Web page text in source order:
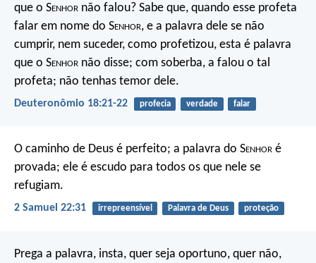
que o Senhor não falou? Sabe que, quando esse profeta
falar em nome do Senhor, e a palavra dele se não
cumprir, nem suceder, como profetizou, esta é palavra
que o Senhor não disse; com soberba, a falou o tal
profeta; não tenhas temor dele.
Deuteronômio 18:21-22 profecia verdade falar
O caminho de Deus é perfeito; a palavra do Senhor é
provada; ele é escudo para todos os que nele se
refugiam.
2 Samuel 22:31 irrepreensível Palavra de Deus proteção
Prega a palavra, insta, quer seja oportuno, quer não,